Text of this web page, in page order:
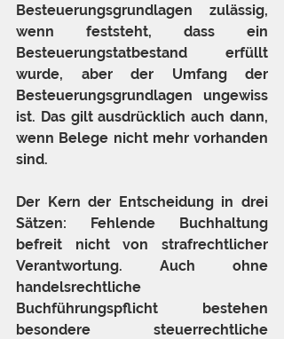
Besteuerungsgrundlagen zulässig,
wenn feststeht, dass ein
Besteuerungstatbestand erfüllt
wurde, aber der Umfang der
Besteuerungsgrundlagen ungewiss
ist. Das gilt ausdrücklich auch dann,
wenn Belege nicht mehr vorhanden
sind.
Der Kern der Entscheidung in drei
Sätzen: Fehlende Buchhaltung
befreit nicht von strafrechtlicher
Verantwortung. Auch ohne
handelsrechtliche
Buchführungspflicht bestehen
besondere steuerrechtliche